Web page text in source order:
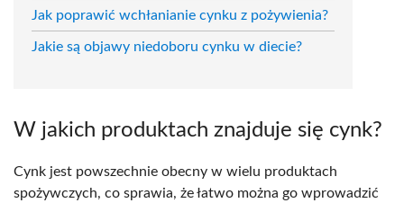
Jak poprawić wchłanianie cynku z pożywienia?
Jakie są objawy niedoboru cynku w diecie?
W jakich produktach znajduje się cynk?
Cynk jest powszechnie obecny w wielu produktach
spożywczych, co sprawia, że łatwo można go wprowadzić